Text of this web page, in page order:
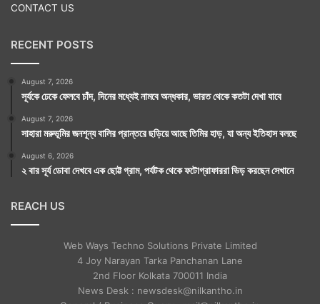
CONTACT US
RECENT POSTS
August 7, 2026
সূর্যকে ঢেকে ফেলবে চাঁদ, দিনের মধ্যেই নামবে অন্ধকার, ভারত থেকে কতটা দেখা যাবে
August 7, 2026
সাহারা মরুভূমির জনশূন্য বালির প্রান্তরে ছড়িয়ে আছে তিমির হাড়, যা অন্য ইতিহাস বলছে
August 6, 2026
২ বার সূর্য ডোবা দেখবে এক ছোট্ট গ্রাম, পর্যটক থেকে ফটোগ্রাফাররা ভিড় করছেন সেখানে
REACH US
Web Ways Techno Solutions Private Limited
4 Joy Narayan Tarka Panchanan Lane
2nd Floor Kolkata 700011 India
News Desk : newsdesk@nilkantho.in